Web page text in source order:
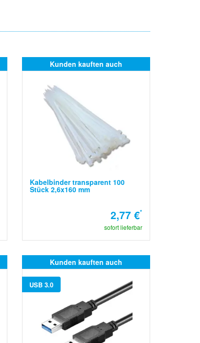
Kunden kauften auch
Kabelbinder transparent 100
Stück 2,6x160 mm
2,77 €*
sofort lieferbar
Kunden kauften auch
USB 3.0